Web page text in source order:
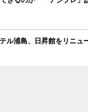
ル浦島、日昇館をリニュ